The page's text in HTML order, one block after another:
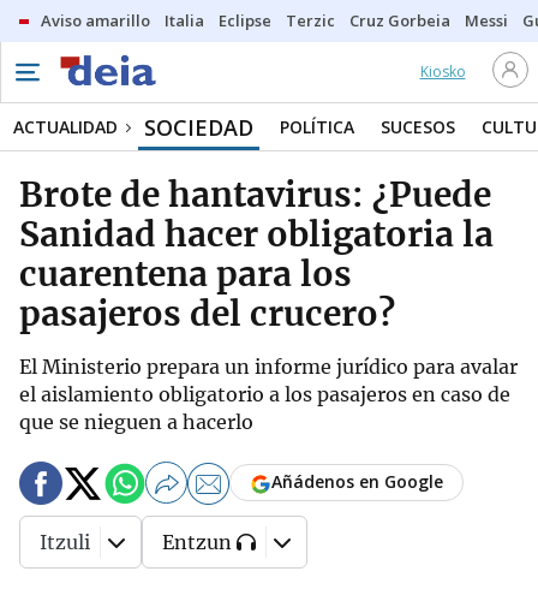
Aviso amarillo Italia Eclipse Terzic Cruz Gorbeia Messi
Kiosko
ACTUALIDAD SOCIEDAD POLÍTICA SUCESOS
Brote de hantavirus: ¿Puede
Sanidad hacer obligatoria la
cuarentena para los
pasajeros del crucero?
El Ministerio prepara un informe jurídico para avalar
el aislamiento obligatorio a los pasajeros en caso de
que se nieguen a hacerlo
Añádenos en Google
Itzuli Entzun